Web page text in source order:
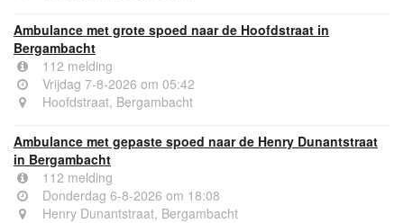
Ambulance met grote spoed naar de Hoofdstraat in
Bergambacht
112 melding
Vrijdag 7-8-2026 om 05:42
Hoofdstraat, Bergambacht
Ambulance met gepaste spoed naar de Henry Dunantstraat
in Bergambacht
112 melding
Donderdag 6-8-2026 om 18:08
Henry Dunantstraat, Bergambacht